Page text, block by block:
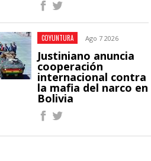
COYUNTURA Ago 7 2026
Justiniano anuncia
cooperación
internacional contra
la mafia del narco en
Bolivia